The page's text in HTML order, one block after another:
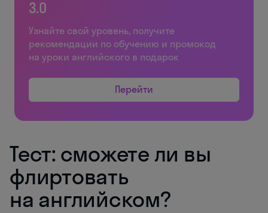
3.0
Узнайте свой уровень, получите
рекомендации по обучению и промокод
на уроки английского в подарок
Перейти
Тест: сможете ли вы
флиртовать
на английском?